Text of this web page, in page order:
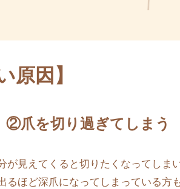
原因】
②爪を切り過ぎてしまう
が見えてくると切りたくなってしま
るほど深爪になってしまっている方